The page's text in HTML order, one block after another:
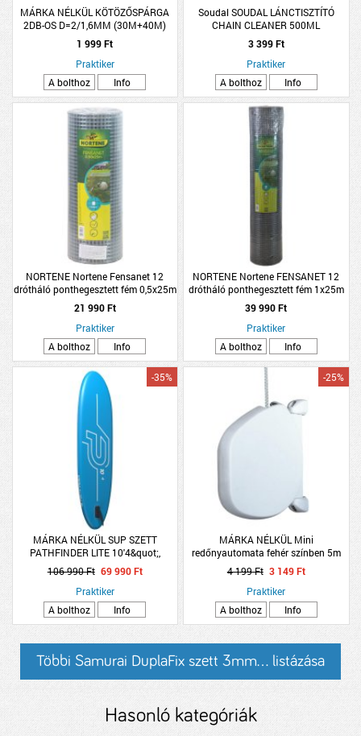
MÁRKA NÉLKÜL KÖTÖZŐSPÁRGA
2DB-OS D=2/1,6MM (30M+40M)
JUTA-PAMUT
1 999 Ft
Praktiker
A bolthoz
Info
Soudal SOUDAL LÁNCTISZTÍTÓ
CHAIN CLEANER 500ML
3 399 Ft
Praktiker
A bolthoz
Info
NORTENE Nortene Fensanet 12
drótháló ponthegesztett fém 0,5x25m
ezüst
21 990 Ft
Praktiker
A bolthoz
Info
NORTENE Nortene FENSANET 12
drótháló ponthegesztett fém 1x25m
ezüst
39 990 Ft
Praktiker
A bolthoz
Info
MÁRKA NÉLKÜL SUP SZETT
PATHFINDER LITE 10'4&quot;,
315X76X15CM, PUMPÁVAL
-35%
106 990 Ft 69 990 Ft
Praktiker
A bolthoz
Info
MÁRKA NÉLKÜL Mini
redőnyautomata fehér színben 5m
zsinórral
-25%
4 199 Ft 3 149 Ft
Praktiker
A bolthoz
Info
Többi Samurai DuplaFix szett 3mm... listázása
Hasonló kategóriák